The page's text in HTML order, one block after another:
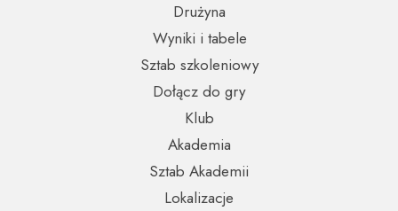
Wyniki i tabele
Lokalizacje
Sztab szkoleniowy
Sztab Akademii
Dołącz do gry
Drużyna
Akademia
Klub